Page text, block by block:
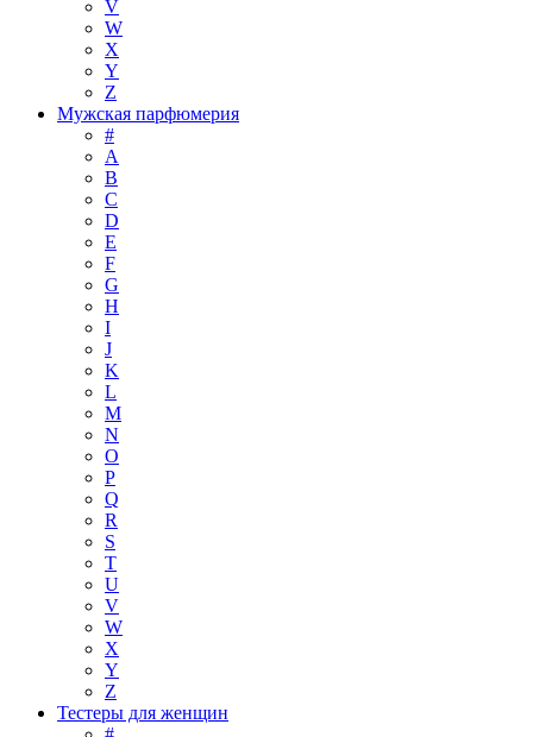
V
W
X
Y
Z
Мужская парфюмерия
#
A
B
C
D
E
F
G
H
I
J
K
L
M
N
O
P
Q
R
S
T
U
V
W
X
Y
Z
Тестеры для женщин